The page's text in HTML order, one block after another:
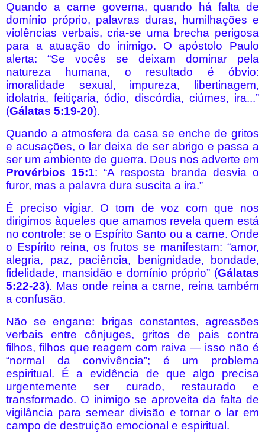
Quando a carne governa, quando há falta de
domínio próprio, palavras duras, humilhações e
violências verbais, cria-se uma brecha perigosa
para a atuação do inimigo. O apóstolo Paulo
alerta: “Se vocês se deixam dominar pela
natureza humana, o resultado é óbvio:
imoralidade sexual, impureza, libertinagem,
idolatria, feitiçaria, ódio, discórdia, ciúmes, ira...”
(Gálatas 5:19-20).
Quando a atmosfera da casa se enche de gritos
e acusações, o lar deixa de ser abrigo e passa a
ser um ambiente de guerra. Deus nos adverte em
Provérbios 15:1: “A resposta branda desvia o
furor, mas a palavra dura suscita a ira.”
É preciso vigiar. O tom de voz com que nos
dirigimos àqueles que amamos revela quem está
no controle: se o Espírito Santo ou a carne. Onde
o Espírito reina, os frutos se manifestam: “amor,
alegria, paz, paciência, benignidade, bondade,
fidelidade, mansidão e domínio próprio” (Gálatas
5:22-23). Mas onde reina a carne, reina também
a confusão.
Não se engane: brigas constantes, agressões
verbais entre cônjuges, gritos de pais contra
filhos, filhos que reagem com raiva — isso não é
“normal da convivência”; é um problema
espiritual. É a evidência de que algo precisa
urgentemente ser curado, restaurado e
transformado. O inimigo se aproveita da falta de
vigilância para semear divisão e tornar o lar em
campo de destruição emocional e espiritual.